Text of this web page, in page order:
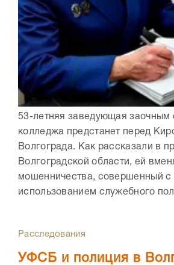
53-летняя заведующая заочным
колледжа предстанет перед
Волгограда. Как рассказали в
Волгоградской области, ей
мошенничества, совершенный с
использованием служебного
Расследования
УФСБ и полиция в